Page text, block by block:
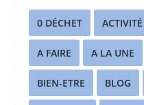
0 DÉCHET
A FAIRE A LA UNE
BIEN-ETRE BLOG